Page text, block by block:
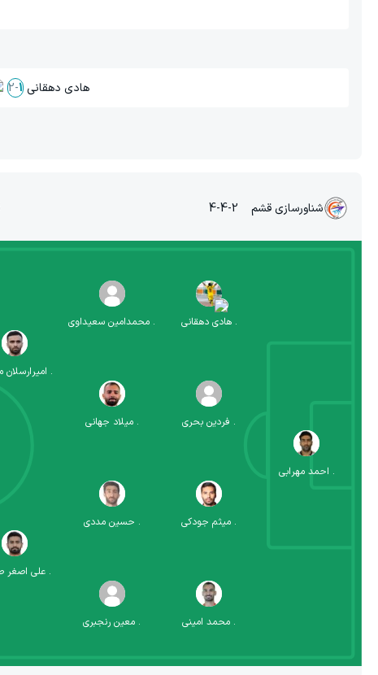
1
-
2 هادی دهقانی
شناورسازی قشم 4-4-2
. احمد مهرابی
. محمد امینی
. میثم جودکی
. فردین بحری
.هادی دهقانی
. معین رنجبری
. حسین مددی
.میلاد جهانی
. محمدامین سعیداوی
. علی اصغر
.